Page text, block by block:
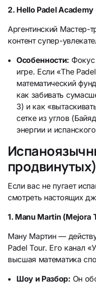
2. Hello Padel
Аргентинский Мастер-
контент супер-
Особенности:
игре. Если «The
математический
как забивать
3) и как
сетке из углов
энергии и
продвинутых)
Если вас не пугает
смотреть настоящих
1. Manu Martin (Mejora
Ману Мартин —
Padel Tour. Его канал
высшая математика
Шоу и Разбор: Он